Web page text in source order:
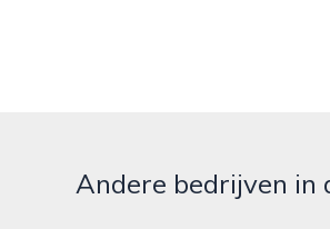
Andere bedrijven in